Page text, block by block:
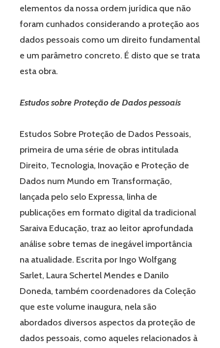
elementos da nossa ordem jurídica que não
foram cunhados considerando a proteção aos
dados pessoais como um direito fundamental
e um parâmetro concreto. É disto que se trata
esta obra.
Estudos sobre Proteção de Dados pessoais
Estudos Sobre Proteção de Dados Pessoais,
primeira de uma série de obras intitulada
Direito, Tecnologia, Inovação e Proteção de
Dados num Mundo em Transformação,
lançada pelo selo Expressa, linha de
publicações em formato digital da tradicional
Saraiva Educação, traz ao leitor aprofundada
análise sobre temas de inegável importância
na atualidade. Escrita por Ingo Wolfgang
Sarlet, Laura Schertel Mendes e Danilo
Doneda, também coordenadores da Coleção
que este volume inaugura, nela são
abordados diversos aspectos da proteção de
dados pessoais, como aqueles relacionados à